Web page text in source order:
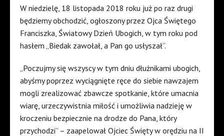
W niedzielę, 18 listopada 2018 roku już po raz drugi
będziemy obchodzić, ogłoszony przez Ojca Świętego
Franciszka, Światowy Dzień Ubogich, w tym roku pod
hasłem „Biedak zawołał, a Pan go usłyszał”.
„Poczujmy się wszyscy w tym dniu dłużnikami ubogich,
abyśmy poprzez wyciągnięte ręce do siebie nawzajem
mogli zrealizować zbawcze spotkanie, które umacnia
wiarę, urzeczywistnia miłość i umożliwia nadzieję w
kroczeniu bezpiecznie na drodze do Pana, który
przychodzi” – zaapelował Ojciec Święty w orędziu na II